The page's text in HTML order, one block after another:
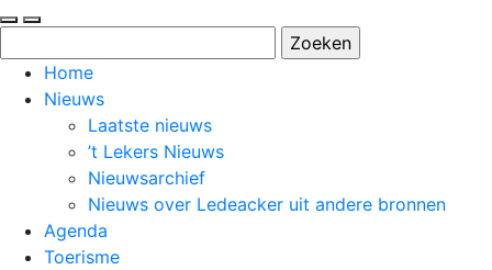
naar: Home
Nieuws
Laatste nieuws
’t Lekers Nieuws
Nieuwsarchief
Nieuws over Ledeacker uit andere bronnen
Agenda
Toerisme